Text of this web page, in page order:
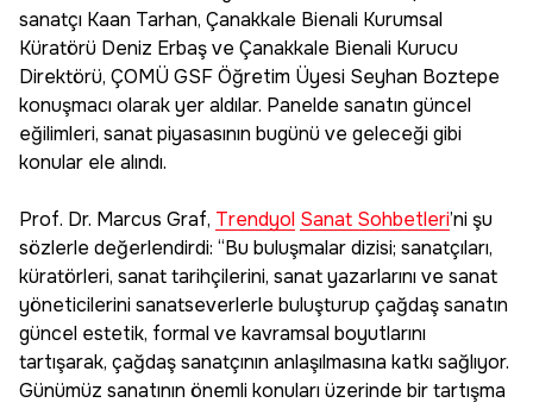
sanatçı Kaan Tarhan, Çanakkale Bienali Kurumsal
Küratörü Deniz Erbaş ve Çanakkale Bienali Kurucu
Direktörü, ÇOMÜ GSF Öğretim Üyesi Seyhan Boztepe
konuşmacı olarak yer aldılar. Panelde sanatın güncel
eğilimleri, sanat piyasasının bugünü ve geleceği gibi
konular ele alındı.
Prof. Dr. Marcus Graf, Trendyol Sanat Sohbetleri’ni şu
sözlerle değerlendirdi: “Bu buluşmalar dizisi; sanatçıları,
küratörleri, sanat tarihçilerini, sanat yazarlarını ve sanat
yöneticilerini sanatseverlerle buluşturup çağdaş sanatın
güncel estetik, formal ve kavramsal boyutlarını
tartışarak, çağdaş sanatçının anlaşılmasına katkı sağlıyor.
Günümüz sanatının önemli konuları üzerinde bir tartışma